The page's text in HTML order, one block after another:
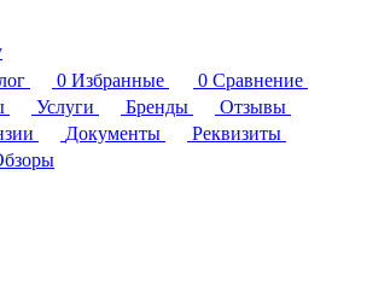
0 Избранные 0 Сравнение
Услуги Бренды
Отзывы
Документы
Реквизиты